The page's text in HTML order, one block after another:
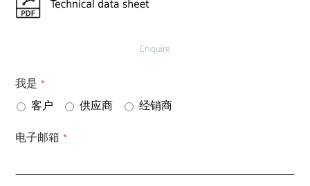
Enquire
我是 *
客户 供应商 经销商
电子邮箱 *